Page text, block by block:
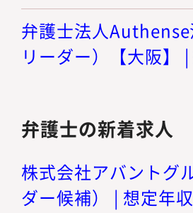
弁護士法人
リーダー）【大阪】
弁護士の新着求人
株式会社アバントグ
ダー候補） | 想定年